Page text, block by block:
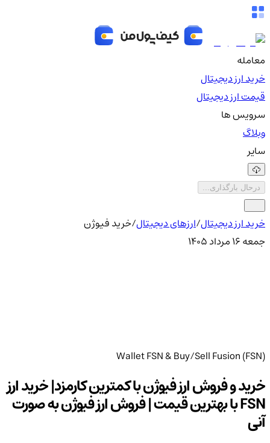
معامله
خرید ارز دیجیتال
قیمت ارز دیجیتال
سرویس ها
وبلاگ
سایر
درحال بارگذاری...
خرید ارز دیجیتال/ارزهای دیجیتال/خرید فیوژن
جمعه ۱۶ مرداد ۱۴۰۵
Wallet FSN & Buy/Sell Fusion (FSN)
خرید و فروش ارز فیوژن با کمترین کارمزد| خرید ارز
FSN با بهترین قیمت | فروش ارز فیوژن به صورت
آنی